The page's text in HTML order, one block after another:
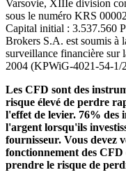
Varsovie, XIIIe division
sous le numéro KRS
Capital initial : 3.537.560
Brokers S.A. est soumis à
surveillance financière sur
2004 (KPWiG-4021-54-1/
Les CFD sont des
risque élevé de perdre
l'effet de levier. 76% des
l'argent lorsqu'ils
fournisseur. Vous devez
fonctionnement des CFD
prendre le risque de